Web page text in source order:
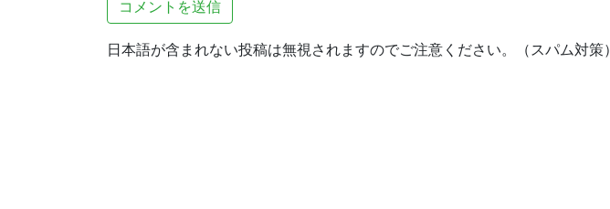
日本語が含まれない投稿は無視されますのでご注意ください。（スパム対策）